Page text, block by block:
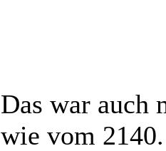
Das war auch
wie vom